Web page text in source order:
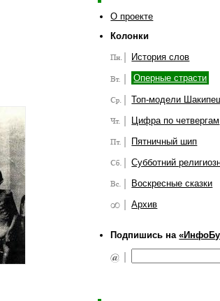
О проекте
Колонки
История слов
Оперные страсти
Топ-модели
Цифра по четвергам
Пятничный шип
Субботний
Воскресные сказки
Архив
Подпишись на